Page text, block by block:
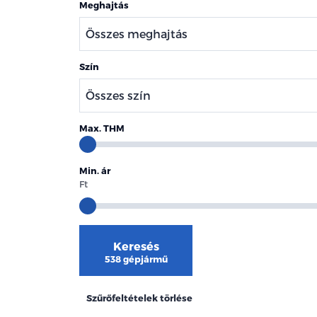
Meghajtás
Szín
Max. THM
Min. ár
Ft
Keresés
538 gépjármű
Szűrőfeltételek törlése